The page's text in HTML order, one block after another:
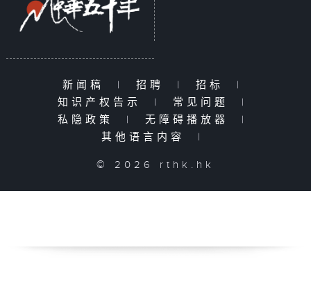
新闻稿 | 招聘 | 招标
|
知识产权告示
| 常见问题
|
私隐政策
| 无障碍播放器
|
其他语言内容
|
© 2026 rthk.hk